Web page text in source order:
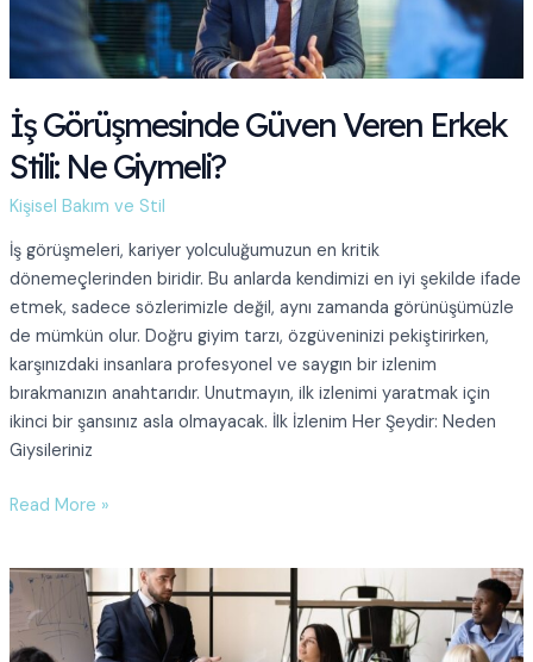
Tapınağı
İş Görüşmesinde Güven Veren Erkek
Stili: Ne Giymeli?
Kişisel Bakım ve Stil
İş görüşmeleri, kariyer yolculuğumuzun en kritik
dönemeçlerinden biridir. Bu anlarda kendimizi en iyi şekilde ifade
etmek, sadece sözlerimizle değil, aynı zamanda görünüşümüzle
de mümkün olur. Doğru giyim tarzı, özgüveninizi pekiştirirken,
karşınızdaki insanlara profesyonel ve saygın bir izlenim
bırakmanızın anahtarıdır. Unutmayın, ilk izlenimi yaratmak için
ikinci bir şansınız asla olmayacak. İlk İzlenim Her Şeydir: Neden
Giysileriniz
İş
Veren
Erkek
Stili:
Read More »